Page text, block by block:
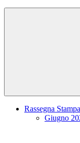
Rassegna Stampa
Giugno